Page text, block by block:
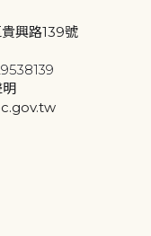
興路139號